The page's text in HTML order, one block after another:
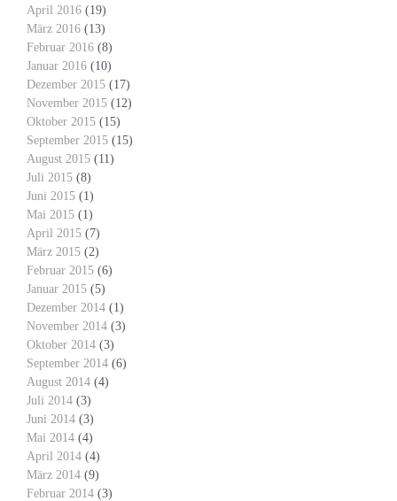
April 2016 (19)
März 2016 (13)
Februar 2016 (8)
Januar 2016 (10)
Dezember 2015 (17)
November 2015 (12)
Oktober 2015 (15)
September 2015 (15)
August 2015 (11)
Juli 2015 (8)
Juni 2015 (1)
Mai 2015 (1)
April 2015 (7)
März 2015 (2)
Februar 2015 (6)
Januar 2015 (5)
Dezember 2014 (1)
November 2014 (3)
Oktober 2014 (3)
September 2014 (6)
August 2014 (4)
Juli 2014 (3)
Juni 2014 (3)
Mai 2014 (4)
April 2014 (4)
März 2014 (9)
Februar 2014 (3)